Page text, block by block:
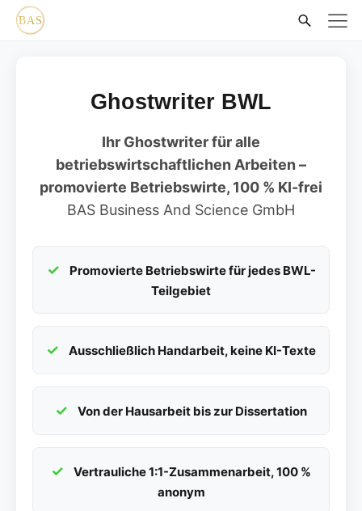
Ghostwriter BWL
Ihr Ghostwriter für alle
betriebswirtschaftlichen Arbeiten –
promovierte Betriebswirte, 100 % KI-frei
BAS Business And Science GmbH
Promovierte Betriebswirte für jedes BWL-
Teilgebiet
Ausschließlich Handarbeit, keine KI-Texte
Von der Hausarbeit bis zur Dissertation
Vertrauliche 1:1-Zusammenarbeit, 100 %
anonym